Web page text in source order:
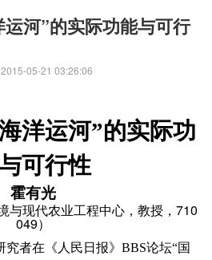
河”的实际功能与可行
05-21 03:26:06
洋运河”的实际功
可行性
霍有光
与现代农业工程中心，教授， 710
049）
者在《人民日报》 BBS论坛“国